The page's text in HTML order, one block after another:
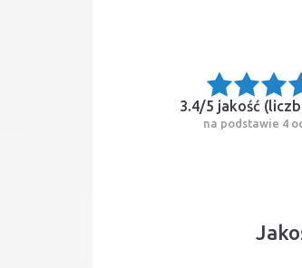
3.4/5 jakość (
na podstawie 4